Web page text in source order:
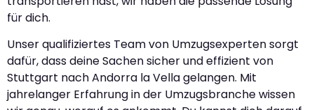
für dich.
Unser qualifiziertes Team von Umzugsexperten sorgt
dafür, dass deine Sachen sicher und effizient von
Stuttgart nach Andorra la Vella gelangen. Mit
jahrelanger Erfahrung in der Umzugsbranche wissen